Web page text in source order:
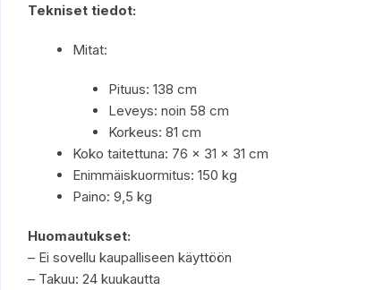
Tekniset tiedot:
Mitat:
Pituus: 138 cm
Leveys: noin 58 cm
Korkeus: 81 cm
Koko taitettuna: 76 × 31 × 31 cm
Enimmäiskuormitus: 150 kg
Paino: 9,5 kg
Huomautukset:
– Ei sovellu kaupalliseen käyttöön
– Takuu: 24 kuukautta